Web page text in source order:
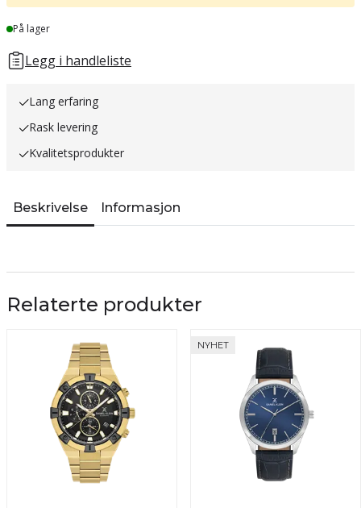
Lager
På lager
Legg i handleliste
Lang erfaring
Rask levering
Kvalitetsprodukter
Beskrivelse Informasjon
Relaterte produkter
NYHET